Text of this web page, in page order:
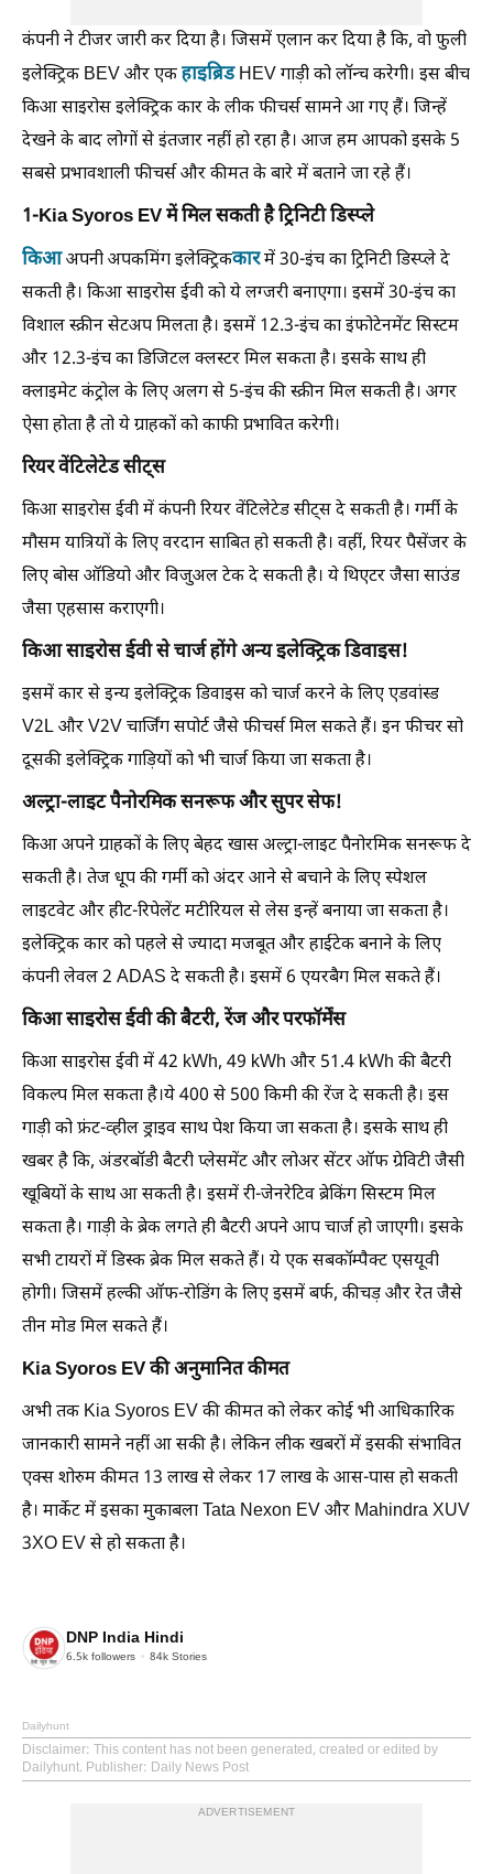
कंपनी ने टीजर जारी कर दिया है। जिसमें एलान कर दिया है कि, वो फुली
इलेक्ट्रिक BEV और एकहाइब्रिडHEV गाड़ी को लॉन्च करेगी। इस बीच
किआ साइरोस इलेक्ट्रिक कार के लीक फीचर्स सामने आ गए हैं। जिन्हें
देखने के बाद लोगों से इंतजार नहीं हो रहा है। आज हम आपको इसके 5
सबसे प्रभावशाली फीचर्स और कीमत के बारे में बताने जा रहे हैं।
1-Kia Syoros EV में मिल सकती है ट्रिनिटी डिस्प्ले
किआअपनी अपकमिंग इलेक्ट्रिककारमें 30-इंच का ट्रिनिटी डिस्प्ले दे
सकती है। किआ साइरोस ईवी को ये लग्जरी बनाएगा। इसमें 30-इंच का
विशाल स्क्रीन सेटअप मिलता है। इसमें 12.3-इंच का इंफोटेनमेंट सिस्टम
और 12.3-इंच का डिजिटल क्लस्टर मिल सकता है। इसके साथ ही
क्लाइमेट कंट्रोल के लिए अलग से 5-इंच की स्क्रीन मिल सकती है। अगर
ऐसा होता है तो ये ग्राहकों को काफी प्रभावित करेगी।
रियर वेंटिलेटेड सीट्स
किआ साइरोस ईवी में कंपनी रियर वेंटिलेटेड सीट्स दे सकती है। गर्मी के
मौसम यात्रियों के लिए वरदान साबित हो सकती है। वहीं, रियर पैसेंजर के
लिए बोस ऑडियो और विजुअल टेक दे सकती है। ये थिएटर जैसा साउंड
जैसा एहसास कराएगी।
किआ साइरोस ईवी से चार्ज होंगे अन्य इलेक्ट्रिक डिवाइस!
इसमें कार से इन्य इलेक्ट्रिक डिवाइस को चार्ज करने के लिए एडवांस्ड
V2L और V2V चार्जिंग सपोर्ट जैसे फीचर्स मिल सकते हैं। इन फीचर सो
दूसकी इलेक्ट्रिक गाड़ियों को भी चार्ज किया जा सकता है।
अल्ट्रा-लाइट पैनोरमिक सनरूफ और सुपर सेफ!
किआ अपने ग्राहकों के लिए बेहद खास अल्ट्रा-लाइट पैनोरमिक सनरूफ दे
सकती है। तेज धूप की गर्मी को अंदर आने से बचाने के लिए स्पेशल
लाइटवेट और हीट-रिपेलेंट मटीरियल से लेस इन्हें बनाया जा सकता है।
इलेक्ट्रिक कार को पहले से ज्यादा मजबूत और हाईटेक बनाने के लिए
कंपनी लेवल 2 ADAS दे सकती है। इसमें 6 एयरबैग मिल सकते हैं।
किआ साइरोस ईवी की बैटरी, रेंज और परफॉर्मेंस
किआ साइरोस ईवी में 42 kWh, 49 kWh और 51.4 kWh की बैटरी
विकल्प मिल सकता है।ये 400 से 500 किमी की रेंज दे सकती है। इस
गाड़ी को फ्रंट-व्हील ड्राइव साथ पेश किया जा सकता है। इसके साथ ही
खबर है कि, अंडरबॉडी बैटरी प्लेसमेंट और लोअर सेंटर ऑफ ग्रेविटी जैसी
खूबियों के साथ आ सकती है। इसमें री-जेनरेटिव ब्रेकिंग सिस्टम मिल
सकता है। गाड़ी के ब्रेक लगते ही बैटरी अपने आप चार्ज हो जाएगी। इसके
सभी टायरों में डिस्क ब्रेक मिल सकते हैं। ये एक सबकॉम्पैक्ट एसयूवी
होगी। जिसमें हल्की ऑफ-रोडिंग के लिए इसमें बर्फ, कीचड़ और रेत जैसे
तीन मोड मिल सकते हैं।
Kia Syoros EV की अनुमानित कीमत
अभी तक Kia Syoros EV की कीमत को लेकर कोई भी आधिकारिक
जानकारी सामने नहीं आ सकी है। लेकिन लीक खबरों में इसकी संभावित
एक्स शोरुम कीमत 13 लाख से लेकर 17 लाख के आस-पास हो सकती
है। मार्केट में इसका मुकाबला Tata Nexon EV और Mahindra XUV
3XO EV से हो सकता है।
DNP India Hindi
6.5k followers 84k Stories
Dailyhunt
Disclaimer: This content has not been generated, created or edited by
Dailyhunt. Publisher: Daily News Post
ADVERTISEMENT